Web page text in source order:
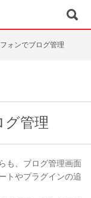
ォンでブログ管理
グ管理
も、ブログ管理画面
トやプラグインの追